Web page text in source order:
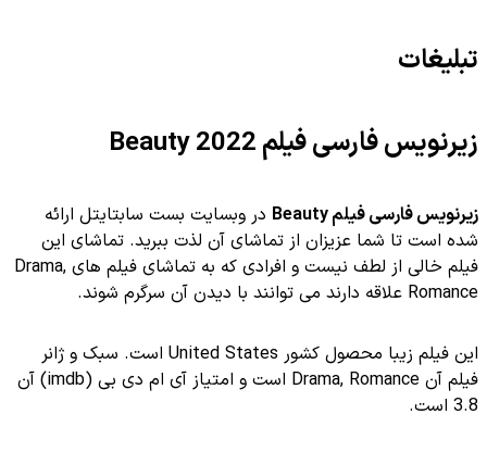
تبلیغات
زیرنویس فارسی فیلم Beauty 2022
زیرنویس فارسی فیلم Beauty
در وبسایت بست سابتایتل ارائه
شده است تا شما عزیزان از تماشای آن لذت ببرید. تماشای این
فیلم خالی از لطف نیست و افرادی که به تماشای فیلم های Drama,
Romance علاقه دارند می توانند با دیدن آن سرگرم شوند.
این فیلم زیبا محصول کشور United States است. سبک و ژانر
فیلم آن Drama, Romance است و امتیاز آی ام دی بی (imdb) آن
3.8 است.